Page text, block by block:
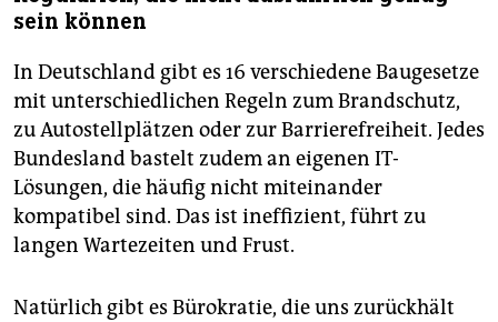
sein können
In Deutschland gibt es 16 verschiedene Baugesetze
mit unterschiedlichen Regeln zum Brandschutz,
zu Autostellplätzen oder zur Barrierefreiheit. Jedes
Bundesland bastelt zudem an eigenen IT-
Lösungen, die häufig nicht miteinander
kompatibel sind. Das ist ineffizient, führt zu
langen Wartezeiten und Frust.
Natürlich gibt es Bürokratie, die uns zurückhält